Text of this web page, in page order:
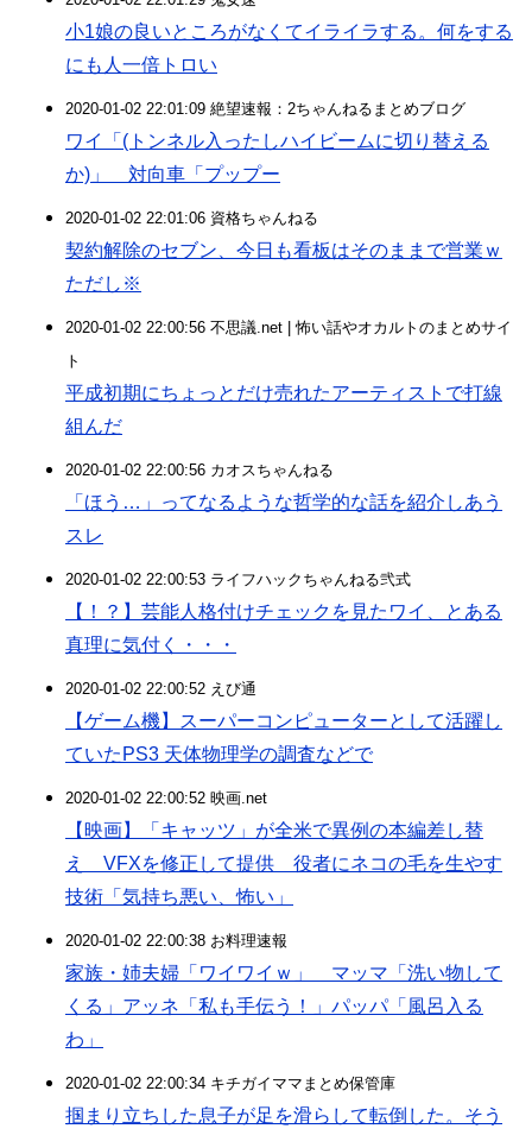
小1娘の良いところがなくてイライラする。何をする
にも人一倍トロい
2020-01-02 22:01:09 絶望速報：2ちゃんねるまとめブログ
ワイ「(トンネル入ったしハイビームに切り替える
か)」 対向車「プップー
2020-01-02 22:01:06 資格ちゃんねる
契約解除のセブン、今日も看板はそのままで営業ｗ
ただし※
2020-01-02 22:00:56 不思議.net | 怖い話やオカルトのまとめサイ
ト
平成初期にちょっとだけ売れたアーティストで打線
組んだ
2020-01-02 22:00:56 カオスちゃんねる
「ほう…」ってなるような哲学的な話を紹介しあう
スレ
2020-01-02 22:00:53 ライフハックちゃんねる弐式
【！？】芸能人格付けチェックを見たワイ、とある
真理に気付く・・・
2020-01-02 22:00:52 えび通
【ゲーム機】スーパーコンピューターとして活躍し
ていたPS3 天体物理学の調査などで
2020-01-02 22:00:52 映画.net
【映画】「キャッツ」が全米で異例の本編差し替
え VFXを修正して提供 役者にネコの毛を生やす
技術「気持ち悪い、怖い」
2020-01-02 22:00:38 お料理速報
家族・姉夫婦「ワイワイｗ」 マッマ「洗い物して
くる」アッネ「私も手伝う！」パッパ「風呂入る
わ」
2020-01-02 22:00:34 キチガイママまとめ保管庫
掴まり立ちした息子が足を滑らして転倒した。そう